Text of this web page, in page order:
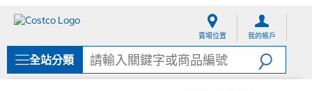
單
賣場位置 我的帳戶
全站分類